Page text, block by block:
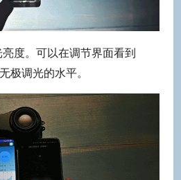
度。可以在调节界面看到
极调光的水平。